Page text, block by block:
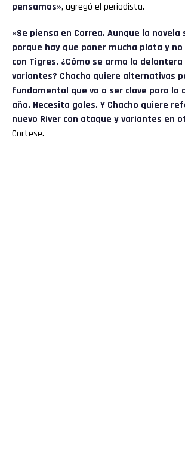
pensamos», agregó el periodista.
«Se piensa en Correa. Aunque la novela
porque hay que poner mucha plata y
con Tigres. ¿Cómo se arma la
variantes? Chacho quiere alternativas
fundamental que va a ser clave para la
año. Necesita goles. Y Chacho quiere
nuevo River con ataque y variantes en
Cortese.